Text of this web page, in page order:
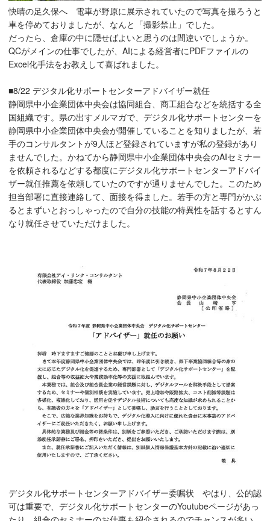
快晴の足久保へ 電車が野原に展示されていたので写真を撮ろうと
車を停めておりましたが、なんと「撮影禁止」でした。
だったら、倉庫の中に隠せばよいと思うのは間違いでしょうか。
QCがメインの仕事でしたが、AIによる経営者にPDFファイルの
Excel化手法をお教えして喜ばれました。
■8/22 デジタル化サポートセンターアドバイザー就任
静岡県中小企業団体中央会は協同組合、商工組合などを統括する全
国組織です。県の出すメルマガで、デジタル化サポートセンターを
静岡県中小企業団体中央会が開催していることを知りましたが、若
手のコンサルタントが9人ほど登録されていますが私の登録があり
ませんでした。かねてから静岡県中小企業団体中央会のAIセミナー
を依頼されるなどする都度にデジタル化サポートセンターアドバイ
ザー就任推薦を依頼していたのですが通りませんでした。このため
担当部署に直接連絡して、面接を得ました。若手の方と専門がかぶ
るとまずいとおっしゃったので自分の技能の特異性を話するとすん
なり就任させていただけました。
デジタル化サポートセンターアドバイザー委嘱状 やはり、公的認
可は重要で、デジタル化サポートセンターのYoutubeページがあっ